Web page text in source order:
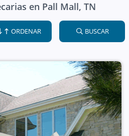
en Pall Mall, TN
ORDENAR BUSCAR